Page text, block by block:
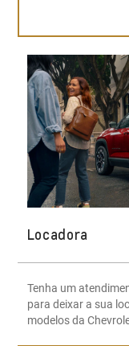
Locadora
Tenha um
para deixar a sua
modelos da